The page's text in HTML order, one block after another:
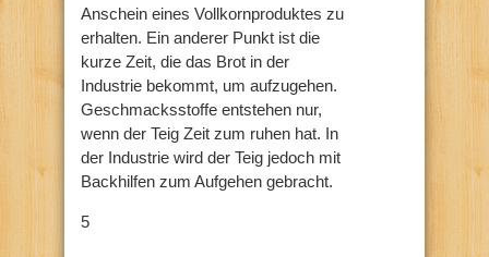
Anschein eines Vollkornproduktes zu
erhalten. Ein anderer Punkt ist die
kurze Zeit, die das Brot in der
Industrie bekommt, um aufzugehen.
Geschmacksstoffe entstehen nur,
wenn der Teig Zeit zum ruhen hat. In
der Industrie wird der Teig jedoch mit
Backhilfen zum Aufgehen gebracht.
5